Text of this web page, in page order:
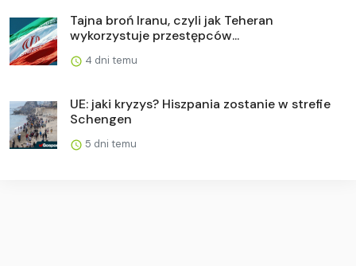
Tajna broń Iranu, czyli jak Teheran
wykorzystuje przestępców...
4 dni temu
UE: jaki kryzys? Hiszpania zostanie w strefie
Schengen
5 dni temu